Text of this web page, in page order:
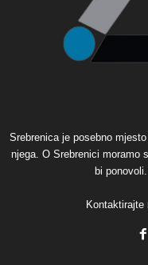
Srebrenica je posebno
njega. O Srebrenici moramo
bi
Kontaktirajte